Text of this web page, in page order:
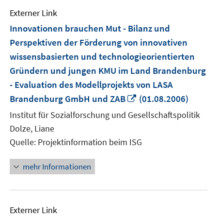
Externer Link
Innovationen brauchen Mut - Bilanz und
Perspektiven der Förderung von innovativen
wissensbasierten und technologieorientierten
Gründern und jungen KMU im Land Brandenburg
- Evaluation des Modellprojekts von LASA
Brandenburg GmbH und ZAB
In
neuem
Fenster
(01.08.2006)
Institut für Sozialforschung und Gesellschaftspolitik
Dolze, Liane
Quelle: Projektinformation beim ISG
mehr Informationen
Externer Link